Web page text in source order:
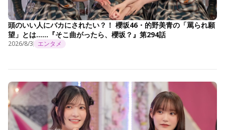
頭のいい人にバカにされたい？！ 櫻坂46・的野美青の「罵られ願
望」とは……『そこ曲がったら、櫻坂？』第294話
2026/8/3 エンタメ